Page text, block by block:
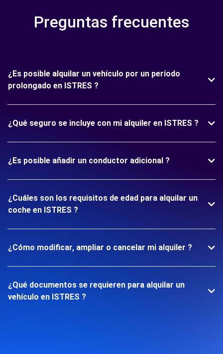
Preguntas frecuentes
¿Es posible alquilar un vehículo por un período
prolongado en ISTRES ?
¿Qué seguro se incluye con mi alquiler en ISTRES ?
¿Es posible añadir un conductor adicional ?
¿Cuáles son los requisitos de edad para alquilar un
coche en ISTRES ?
¿Cómo modificar, ampliar o cancelar mi alquiler ?
¿Qué documentos se requieren para alquilar un
vehículo en ISTRES ?